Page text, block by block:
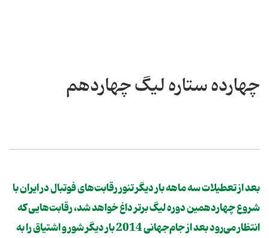
چهارده ستاره لیگ چهاردهم
بعد از تعطیلات سه ماهه بار دیگر تنور رقابت‌های فوتبال در ایران با
شروع چهاردهمین دوره لیگ ‌برتر داغ خواهد شد، رقابت‌هایی که
انتظار می‌رود بعد از جام‌جهانی‌ 2014 بار دیگر شور و اشتیاق را به